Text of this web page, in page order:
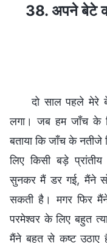
38. अपने बेटे की
दो साल पहले मेरे
लगा। जब हम जाँच के
बताया कि जाँच के
लिए किसी बड़े
सुनकर मैं डर गई, मैंने
सकती है। मगर फिर
परमेश्वर के लिए बहुत
मैंने बहुत से कष्ट उठाए